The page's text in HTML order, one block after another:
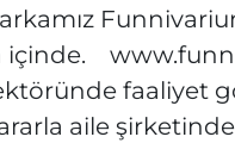
içinde.
faaliyet
aile